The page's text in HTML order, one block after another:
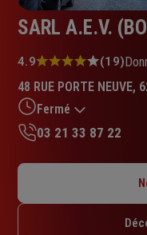
SARL A.E.V.
Note
4.9
sur
5
étoiles
4.9 (19)
48 RUE PORTE NEUVE,
Fermé
Mardi : 09h – 12h /
Jeudi : 09h – 12h /
03 21 33 87 22